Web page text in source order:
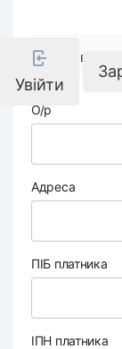
Увійти
Реквізити
О/р
Адреса
ПІБ платника
ІПН платника